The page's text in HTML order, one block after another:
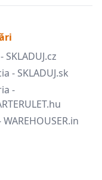
SKLADUJ.cz
- SKLADUJ.sk
-